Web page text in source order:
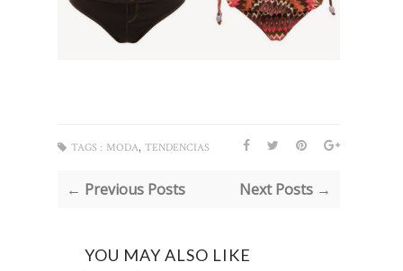
TAGS : MODA, TENDENCIAS
← Previous Posts Next Posts →
YOU MAY ALSO LIKE